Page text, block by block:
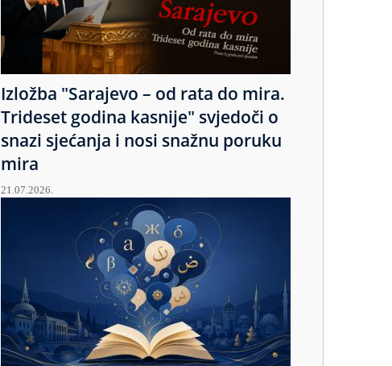
Izložba "Sarajevo – od rata do mira.
Trideset godina kasnije" svjedoči o
snazi sjećanja i nosi snažnu poruku
mira
21.07.2026.